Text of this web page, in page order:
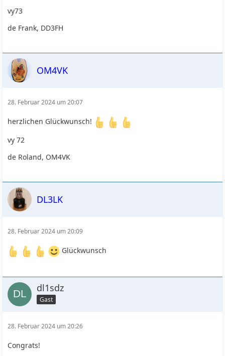
vy73
de Frank, DD3FH
OM4VK
28. Februar 2024 um 20:07
herzlichen Glückwunsch!
vy 72
de Roland, OM4VK
DL3LK
28. Februar 2024 um 20:09
Glückwunsch
dl1sdz
Gast
28. Februar 2024 um 20:26
Congrats!